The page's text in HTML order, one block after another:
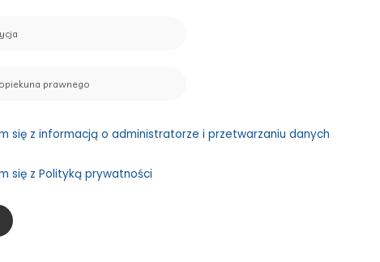
się z informacją o administratorze i przetwarzaniu danych
się z Polityką prywatności